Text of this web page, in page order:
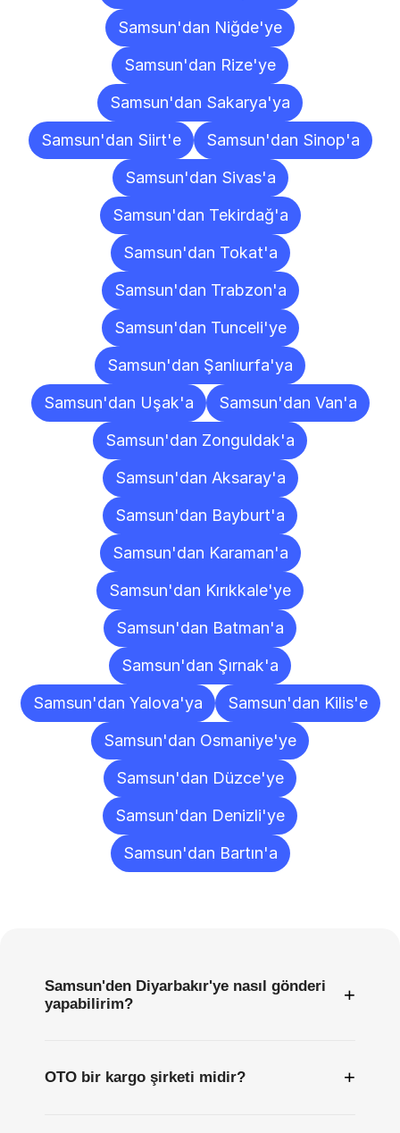
Samsun'dan Niğde'ye
Samsun'dan Rize'ye
Samsun'dan Sakarya'ya
Samsun'dan Siirt'e
Samsun'dan Sinop'a
Samsun'dan Sivas'a
Samsun'dan Tekirdağ'a
Samsun'dan Tokat'a
Samsun'dan Trabzon'a
Samsun'dan Tunceli'ye
Samsun'dan Şanlıurfa'ya
Samsun'dan Uşak'a
Samsun'dan Van'a
Samsun'dan Zonguldak'a
Samsun'dan Aksaray'a
Samsun'dan Bayburt'a
Samsun'dan Karaman'a
Samsun'dan Kırıkkale'ye
Samsun'dan Batman'a
Samsun'dan Şırnak'a
Samsun'dan Yalova'ya
Samsun'dan Kilis'e
Samsun'dan Osmaniye'ye
Samsun'dan Düzce'ye
Samsun'dan Denizli'ye
Samsun'dan Bartın'a
Samsun'den Diyarbakır'ye nasıl gönderi
yapabilirim?
+
OTO bir kargo şirketi midir? +